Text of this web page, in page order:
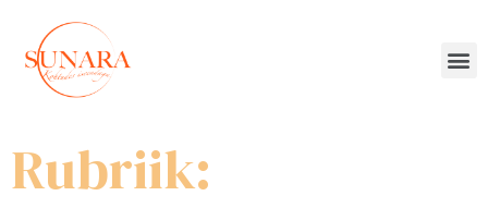
Rubriik: